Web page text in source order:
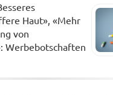
Haut», «Mehr
von
Werbebotschaften